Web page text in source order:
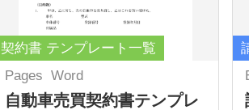
契約書 テンプレート一覧
Pages Word
自動車売買契約書テンプレ